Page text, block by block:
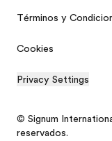
Términos y
Cookies
Privacy Settings
© Signum
reservados.